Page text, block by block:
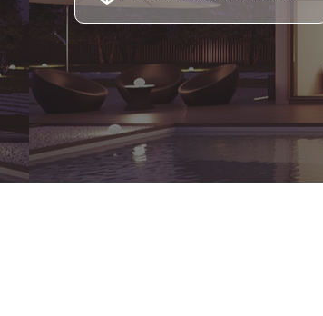
energieausweis gebäude, energieausweis günstig, energieausweis gebäude
immobilien, energieausweis in der nähe, energieausweis ing, energieausweis 10
energieausweis neubau, energieausweis notwendig, energieausweis nach sanierung,
online testsieger, energieausweis oö kosten, energieausweis reihenhaus, energieausweis
verlängern, energieausweis werte, energieausweis wohnung kosten, energieausweis
energieberatung hauskauf, energieberatung in der nähe, energieberater, energieberater